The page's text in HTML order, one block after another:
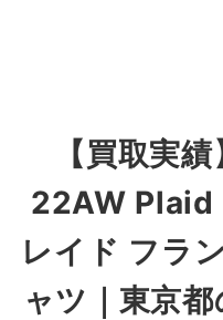
【買取実績
22AW
レイド フラ
ャツ ｜東京